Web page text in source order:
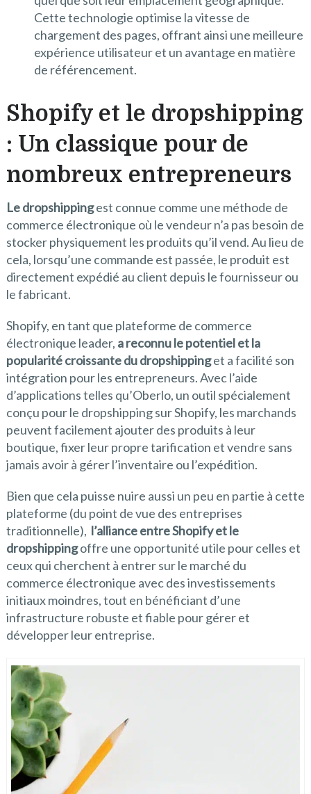
Cette technologie optimise la vitesse de
chargement des pages, offrant ainsi une meilleure
expérience utilisateur et un avantage en matière
de référencement.
Shopify et le dropshipping
: Un classique pour de
nombreux entrepreneurs
Le dropshippingest connue comme une méthode de
commerce électronique où le vendeur n’a pas besoin de
stocker physiquement les produits qu’il vend. Au lieu de
cela, lorsqu’une commande est passée, le produit est
directement expédié au client depuis le fournisseur ou
le fabricant.
Shopify, en tant que plateforme de commerce
électronique leader, a reconnu le potentiel et la
popularité croissante du dropshippinget a facilité son
intégration pour les entrepreneurs. Avec l’aide
d’applications telles qu’Oberlo, un outil spécialement
conçu pour le dropshipping sur Shopify, les marchands
peuvent facilement ajouter des produits à leur
boutique, fixer leur propre tarification et vendre sans
jamais avoir à gérer l’inventaire ou l’expédition.
Bien que cela puisse nuire aussi un peu en partie à cette
plateforme (du point de vue des entreprises
traditionnelle), l’alliance entre Shopify et le
dropshippingoffre une opportunité utile pour celles et
ceux qui cherchent à entrer sur le marché du
commerce électronique avec des investissements
initiaux moindres, tout en bénéficiant d’une
infrastructure robuste et fiable pour gérer et
développer leur entreprise.